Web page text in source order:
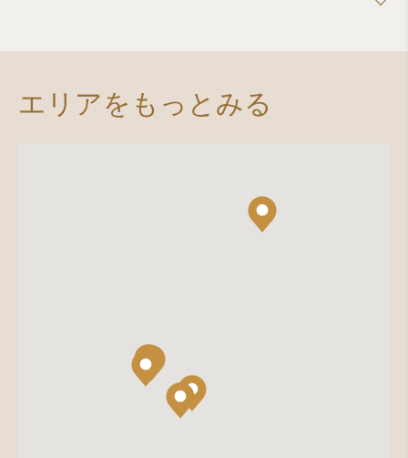
エリアをもっとみる